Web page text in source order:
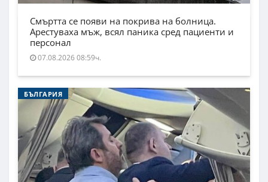
Смъртта се появи на покрива на болница.
Арестуваха мъж, всял паника сред пациенти и
персонал
07.08.2026 08:59ч.
БЪЛГАРИЯ